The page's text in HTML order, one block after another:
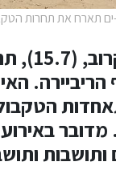
תארח את תחרות
ביום
באירוע